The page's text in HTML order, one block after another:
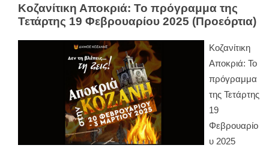
Κοζανίτικη Αποκριά: Το πρόγραμμα της
Τετάρτης 19 Φεβρουαρίου 2025 (Προεόρτια)
Κοζανίτικη
Αποκριά: Το
πρόγραμμα
της Τετάρτης
19
Φεβρουαρίο
υ 2025